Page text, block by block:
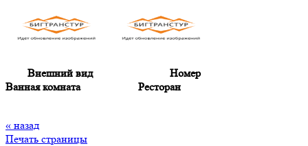
Внешний вид Номер
Ванная комната Ресторан
« назад
Печать страницы